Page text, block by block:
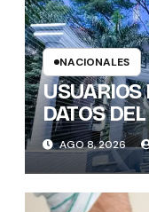
NACIONALES
USUARIOS
DATOS
DE FORMA
GRÁFICOS
AGO 8, 2026